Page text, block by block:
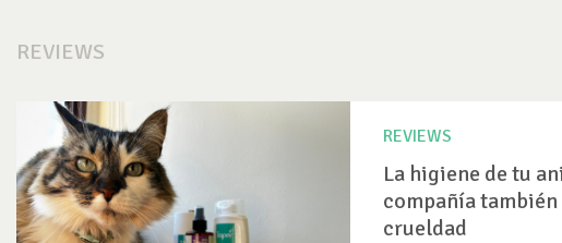
REVIEWS
REVIEWS
La higiene de tu
compañía
crueldad